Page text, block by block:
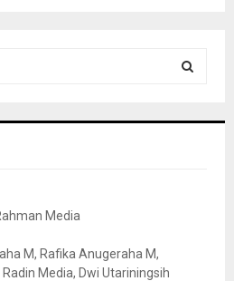
Media
M, Rafika Anugeraha M,
Media, Dwi Utariningsih